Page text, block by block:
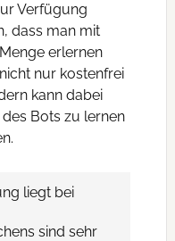
Verfügung
dass man mit
erlernen
nur kostenfrei
kann dabei
Bots zu lernen
liegt bei
sind sehr